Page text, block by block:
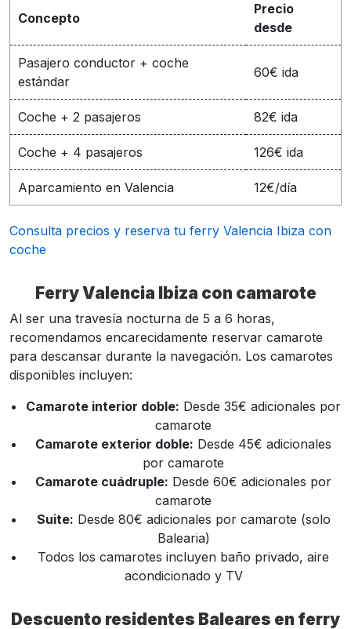
Concepto
Precio
desde
Pasajero conductor + coche
estándar
60€ ida
Coche + 2 pasajeros 82€ ida
Coche + 4 pasajeros 126€ ida
Aparcamiento en Valencia 12€/día
Consulta precios y reserva tu ferry Valencia Ibiza con
coche
Ferry Valencia Ibiza con camarote
Al ser una travesía nocturna de 5 a 6 horas,
recomendamos encarecidamente reservar camarote
para descansar durante la navegación. Los camarotes
disponibles incluyen:
Camarote interior doble: Desde 35€ adicionales por
camarote
Camarote exterior doble: Desde 45€ adicionales
por camarote
Camarote cuádruple: Desde 60€ adicionales por
camarote
Suite: Desde 80€ adicionales por camarote (solo
Balearia)
Todos los camarotes incluyen baño privado, aire
acondicionado y TV
Descuento residentes Baleares en ferry